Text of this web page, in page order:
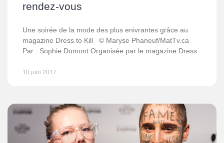
rendez-vous
Une soirée de la mode des plus enivrantes grâce au
magazine Dress to Kill © Maryse Phaneuf/MatTv.ca
Par : Sophie Dumont Organisée par le magazine Dress
10 juin 2017